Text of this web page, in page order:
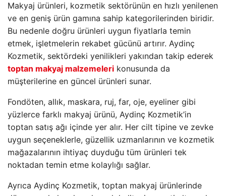
Makyaj ürünleri, kozmetik sektörünün en hızlı yenilenen
ve en geniş ürün gamına sahip kategorilerinden biridir.
Bu nedenle doğru ürünleri uygun fiyatlarla temin
etmek, işletmelerin rekabet gücünü artırır. Aydinç
Kozmetik, sektördeki yenilikleri yakından takip ederek
toptan makyaj malzemeleri konusunda da
müşterilerine en güncel ürünleri sunar.
Fondöten, allık, maskara, ruj, far, oje, eyeliner gibi
yüzlerce farklı makyaj ürünü, Aydinç Kozmetik’in
toptan satış ağı içinde yer alır. Her cilt tipine ve zevke
uygun seçeneklerle, güzellik uzmanlarının ve kozmetik
mağazalarının ihtiyaç duyduğu tüm ürünleri tek
noktadan temin etme kolaylığı sağlar.
Ayrıca Aydinç Kozmetik, toptan makyaj ürünlerinde